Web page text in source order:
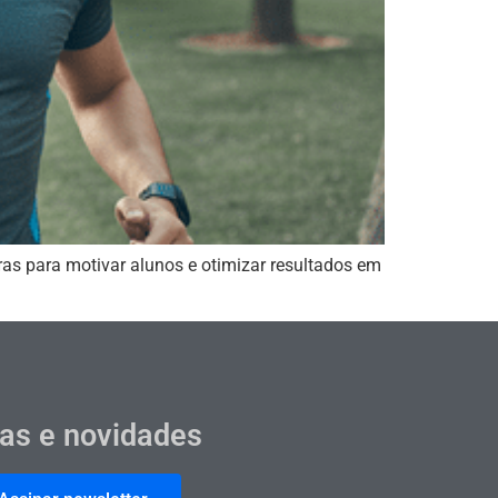
para motivar alunos e otimizar resultados em
e novidades